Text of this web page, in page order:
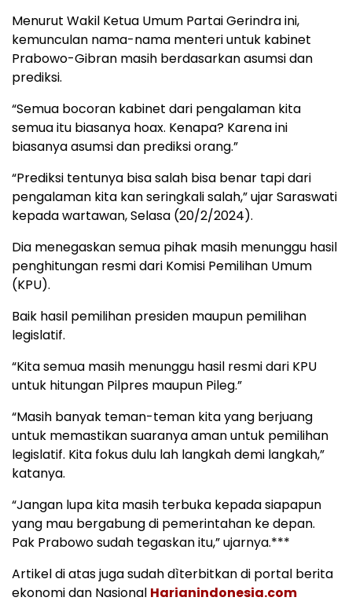
Menurut Wakil Ketua Umum Partai Gerindra ini,
kemunculan nama-nama menteri untuk kabinet
Prabowo-Gibran masih berdasarkan asumsi dan
prediksi.
“Semua bocoran kabinet dari pengalaman kita
semua itu biasanya hoax. Kenapa? Karena ini
biasanya asumsi dan prediksi orang.”
“Prediksi tentunya bisa salah bisa benar tapi dari
pengalaman kita kan seringkali salah,” ujar Saraswati
kepada wartawan, Selasa (20/2/2024).
Dia menegaskan semua pihak masih menunggu hasil
penghitungan resmi dari Komisi Pemilihan Umum
(KPU).
Baik hasil pemilihan presiden maupun pemilihan
legislatif.
“Kita semua masih menunggu hasil resmi dari KPU
untuk hitungan Pilpres maupun Pileg.”
“Masih banyak teman-teman kita yang berjuang
untuk memastikan suaranya aman untuk pemilihan
legislatif. Kita fokus dulu lah langkah demi langkah,”
katanya.
“Jangan lupa kita masih terbuka kepada siapapun
yang mau bergabung di pemerintahan ke depan.
Pak Prabowo sudah tegaskan itu,” ujarnya.***
Artikel di atas juga sudah dìterbitkan di portal berita
ekonomi dan Nasional Harianindonesia.com